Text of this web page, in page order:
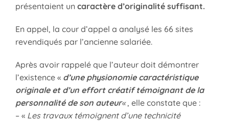
présentaient un caractère d’originalité suffisant.
En appel, la cour d’appel a analysé les 66 sites
revendiqués par l’ancienne salariée.
Après avoir rappelé que l’auteur doit démontrer
l’existence « d’une physionomie caractéristique
originale et d’un effort créatif témoignant de la
personnalité de son auteur«, elle constate que :
– « Les travaux témoignent d’une technicité